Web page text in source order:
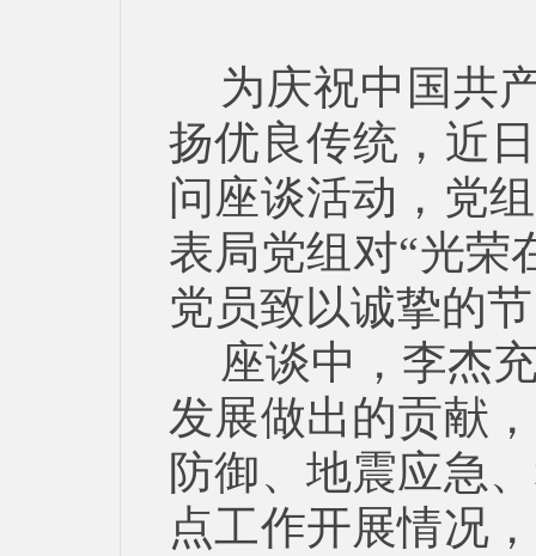
为庆祝中国共
扬优良传统，近
问座谈活动，党
表局党组对“光荣
党员致以诚挚的
座谈中，李杰
发展做出的贡献
防御、地震应急
点工作开展情况